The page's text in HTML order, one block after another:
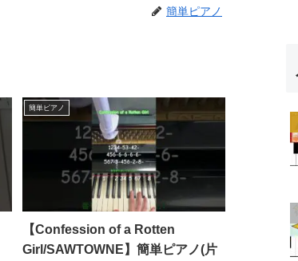
簡単ピアノ
簡単ピアノ
【Confession of a Rotten
Girl/SAWTOWNE】簡単ピアノ(片